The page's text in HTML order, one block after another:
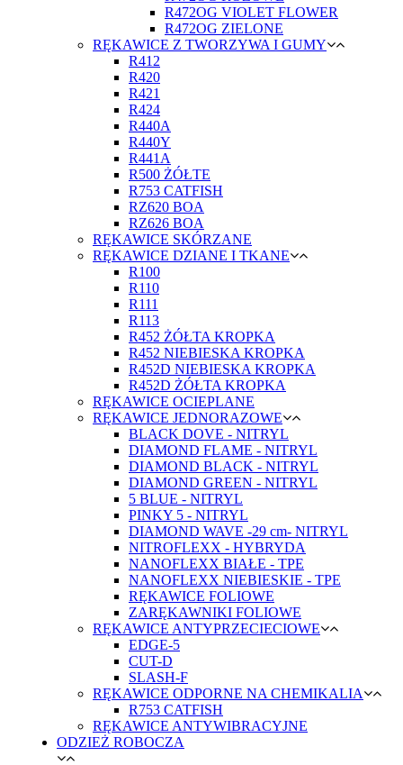
R472OG VIOLET FLOWER
R472OG ZIELONE
RĘKAWICE Z TWORZYWA I GUMY
R412
R420
R421
R424
R440A
R440Y
R441A
R500 ŻÓŁTE
R753 CATFISH
RZ620 BOA
RZ626 BOA
RĘKAWICE SKÓRZANE
RĘKAWICE DZIANE I TKANE
R100
R110
R111
R113
R452 ŻÓŁTA KROPKA
R452 NIEBIESKA KROPKA
R452D NIEBIESKA KROPKA
R452D ŻÓŁTA KROPKA
RĘKAWICE OCIEPLANE
RĘKAWICE JEDNORAZOWE
BLACK DOVE - NITRYL
DIAMOND FLAME - NITRYL
DIAMOND BLACK - NITRYL
DIAMOND GREEN - NITRYL
5 BLUE - NITRYL
PINKY 5 - NITRYL
DIAMOND WAVE -29 cm- NITRYL
NITROFLEXX - HYBRYDA
NANOFLEXX BIAŁE - TPE
NANOFLEXX NIEBIESKIE - TPE
RĘKAWICE FOLIOWE
ZARĘKAWNIKI FOLIOWE
RĘKAWICE ANTYPRZECIECIOWE
EDGE-5
CUT-D
SLASH-F
RĘKAWICE ODPORNE NA CHEMIKALIA
R753 CATFISH
RĘKAWICE ANTYWIBRACYJNE
ODZIEŻ ROBOCZA